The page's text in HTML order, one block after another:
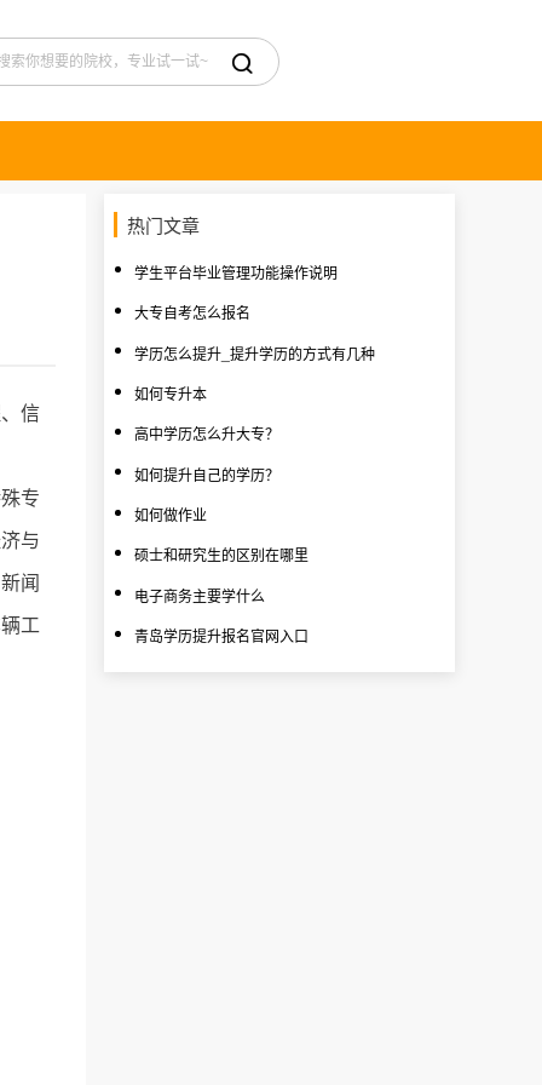

信
专
与
闻
工
热门文章
学生平台毕业管理功能操作说明
大专自考怎么报名
学历怎么提升_提升学历的方式有几种
如何专升本
高中学历怎么升大专？
如何提升自己的学历？
如何做作业
硕士和研究生的区别在哪里
电子商务主要学什么
青岛学历提升报名官网入口